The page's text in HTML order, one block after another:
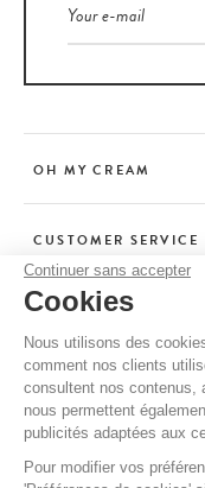
Continuer sans accepter
Cookies
Nous utilisons des
comment nos clients
consultent nos contenus,
nous permettent
publicités adaptées aux
Pour modifier vos
OH MY CREAM
CUSTOMER SERVICE
ADVICE
CGV / CGU
TERMS OF USE
PRIVACY POLICY